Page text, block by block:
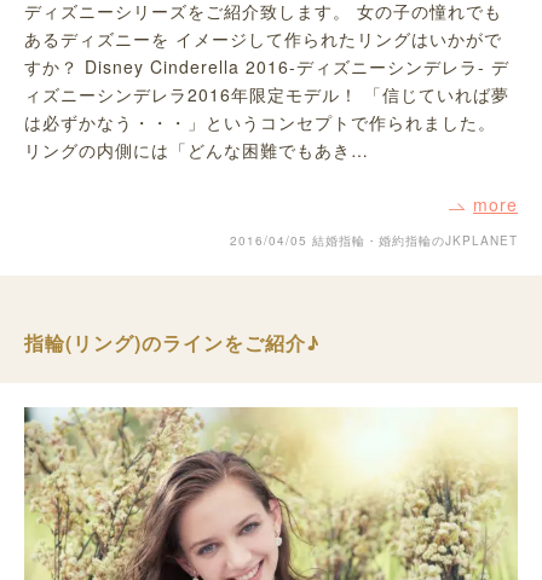
ディズニーシリーズをご紹介致します。 女の子の憧れでも
あるディズニーを イメージして作られたリングはいかがで
すか？ Disney Cinderella 2016-ディズニーシンデレラ- デ
ィズニーシンデレラ2016年限定モデル！ 「信じていれば夢
は必ずかなう・・・」というコンセプトで作られました。
リングの内側には「どんな困難でもあき…
more
2016/04/05 結婚指輪・婚約指輪のJKPLANET
指輪(リング)のラインをご紹介♪